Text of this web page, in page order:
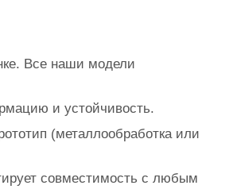
Все наши модели
и устойчивость.
(металлообработка или
совместимость с любым